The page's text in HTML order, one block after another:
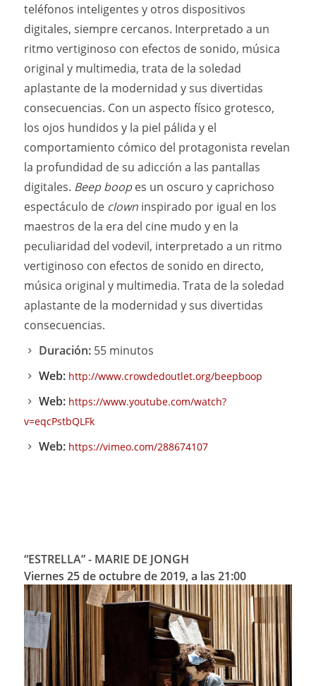
teléfonos inteligentes y otros dispositivos
digitales, siempre cercanos. Interpretado a un
ritmo vertiginoso con efectos de sonido, música
original y multimedia, trata de la soledad
aplastante de la modernidad y sus divertidas
consecuencias. Con un aspecto físico grotesco,
los ojos hundidos y la piel pálida y el
comportamiento cómico del protagonista revelan
la profundidad de su adicción a las pantallas
digitales. Beep boopes un oscuro y caprichoso
espectáculo de clowninspirado por igual en los
maestros de la era del cine mudo y en la
peculiaridad del vodevil, interpretado a un ritmo
vertiginoso con efectos de sonido en directo,
música original y multimedia. Trata de la soledad
aplastante de la modernidad y sus divertidas
consecuencias.
Duración: 55 minutos
Web: http://www.crowdedoutlet.org/beepboop
Web: https://www.youtube.com/watch?
v=eqcPstbQLFk
Web: https://vimeo.com/288674107
“ESTRELLA” - MARIE DE JONGH
Viernes 25 de octubre de 2019, a las 21:00